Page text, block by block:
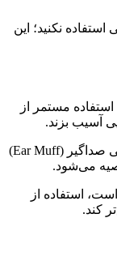
نکنید؛ این
مستمر از
آسیب بزند.
برای استفاده طولانی‌مدت در روز، گوشی صداگیر (Ear Muff)
استفاده از
کند.